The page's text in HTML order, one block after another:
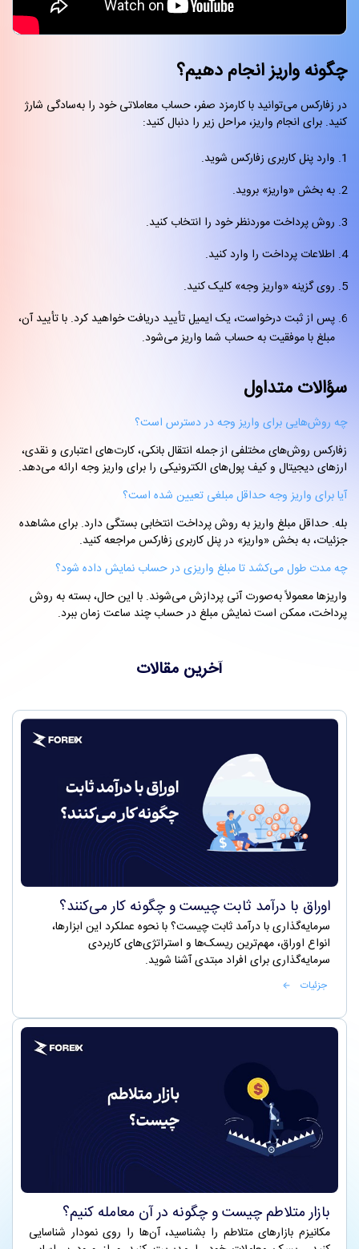
چگونه واریز انجام دهیم؟
در زفارکس می‌توانید با کارمزد صفر، حساب معاملاتی خود را به‌سادگی شارژ
کنید. برای انجام واریز، مراحل زیر را دنبال کنید:
وارد پنل کاربری زفارکس شوید.
به بخش «واریز» بروید.
روش پرداخت موردنظر خود را انتخاب کنید.
اطلاعات پرداخت را وارد کنید.
روی گزینه «واریز وجه» کلیک کنید.
پس از ثبت درخواست، یک ایمیل تأیید دریافت خواهید کرد. با تأیید آن،
مبلغ با موفقیت به حساب شما واریز می‌شود.
سؤالات متداول
چه روش‌هایی برای واریز وجه در دسترس است؟
زفارکس روش‌های مختلفی از جمله انتقال بانکی، کارت‌های اعتباری و نقدی،
ارزهای دیجیتال و کیف پول‌های الکترونیکی را برای واریز وجه ارائه می‌دهد.
آیا برای واریز وجه حداقل مبلغی تعیین شده است؟
بله. حداقل مبلغ واریز به روش پرداخت انتخابی بستگی دارد. برای مشاهده
جزئیات، به بخش «واریز» در پنل کاربری زفارکس مراجعه کنید.
چه مدت طول می‌کشد تا مبلغ واریزی در حساب نمایش داده شود؟
واریزها معمولاً به‌صورت آنی پردازش می‌شوند. با این حال، بسته به روش
پرداخت، ممکن است نمایش مبلغ در حساب چند ساعت زمان ببرد.
آخرین مقالات
اوراق با درآمد ثابت چیست و چگونه کار می‌کنند؟
سرمایه‌گذاری با درآمد ثابت چیست؟ با نحوه عملکرد این ابزارها،
انواع اوراق، مهم‌ترین ریسک‌ها و استراتژی‌های کاربردی
سرمایه‌گذاری برای افراد مبتدی آشنا شوید.
جزئیات
بازار متلاطم چیست و چگونه در آن معامله کنیم؟
مکانیزم بازارهای متلاطم را بشناسید، آن‌ها را روی نمودار شناسایی